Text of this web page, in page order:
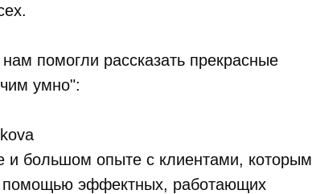
помогли рассказать прекрасные
умно":
и большом опыте с клиентами, которым
помощью эффектных, работающих